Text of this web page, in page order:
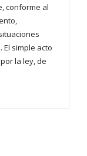
conforme al
El simple acto
la ley, de